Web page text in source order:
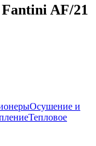
AF/21
Осушение и
Тепловое